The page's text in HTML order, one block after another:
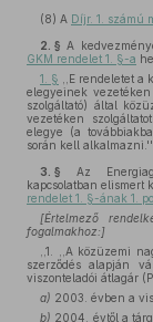
(8) A Díjr. 1. számú
2. § A
GKM rendelet 1. §-a
1. § ,,E rendeletet a
elegyeinek vezetéken
szolgáltató) által
vezetéken
elegye (a
során kell alkalmazni.''
3. § Az
kapcsolatban elismert
rendelet 1. §-ának 1.
[Értelmező
fogalmakhoz:]
,,1. ,,A közüzemi
szerződés alapján
viszonteladói átlagár
a) 2003. évben a
b) 2004. évtől a